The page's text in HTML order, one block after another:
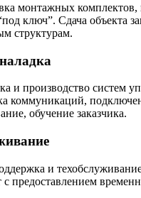
монтажных
ключ”. Сдача объекта
структурам.
и производство систем
коммуникаций,
обучение заказчика.
и
предоставлением